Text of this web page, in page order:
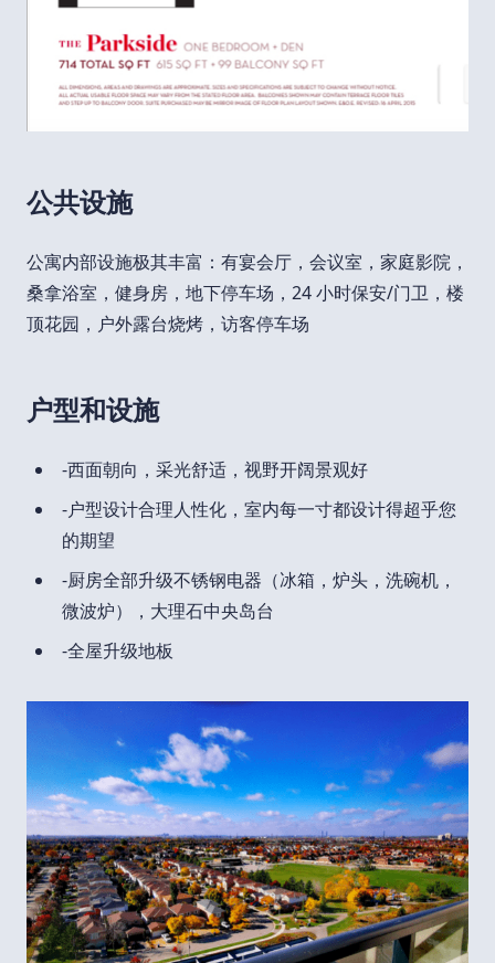
公共设施
公寓内部设施极其丰富：有宴会厅，会议室，家庭影院，
桑拿浴室，健身房，地下停车场，24 小时保安/门卫，楼
顶花园，户外露台烧烤，访客停车场
户型和设施
-西面朝向，采光舒适，视野开阔景观好
-户型设计合理人性化，室内每一寸都设计得超乎您
的期望
-厨房全部升级不锈钢电器（冰箱，炉头，洗碗机，
微波炉），大理石中央岛台
-全屋升级地板